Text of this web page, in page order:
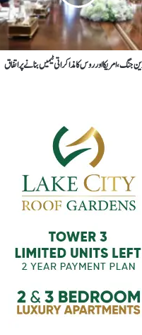
جنگ،امریکا اور روس کا مذاکراتی ٹیمیں بنانےپر اتفاق